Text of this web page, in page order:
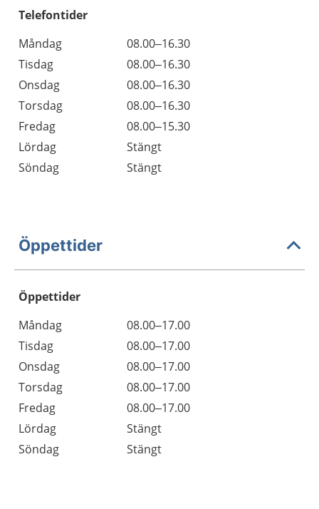
Telefontider
Måndag
08.00–16.30
Tisdag
08.00–16.30
Onsdag
08.00–16.30
Torsdag
08.00–16.30
Fredag
08.00–15.30
Lördag
Stängt
Söndag
Stängt
Öppettider
Öppettider
Dag
Öppettider
Kommentarer
Måndag
08.00–17.00
Tisdag
08.00–17.00
Onsdag
08.00–17.00
Torsdag
08.00–17.00
Fredag
08.00–17.00
Lördag
Stängt
Söndag
Stängt